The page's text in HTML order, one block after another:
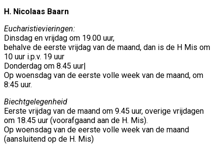
H. Nicolaas Baarn
Eucharistievieringen:
Dinsdag en vrijdag om 19.00 uur,
behalve de eerste vrijdag van de maand, dan is de H Mis om
10 uur i.p.v. 19 uur
Donderdag om 8.45 uur|
Op woensdag van de eerste volle week van de maand, om
8:45 uur.
Biechtgelegenheid
Eerste vrijdag van de maand om 9.45 uur, overige vrijdagen
om 18.45 uur (voorafgaand aan de H. Mis).
Op woensdag van de eerste volle week van de maand
(aansluitend op de H. Mis)